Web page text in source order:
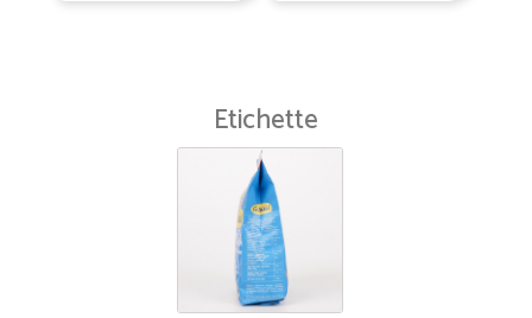
Etichette